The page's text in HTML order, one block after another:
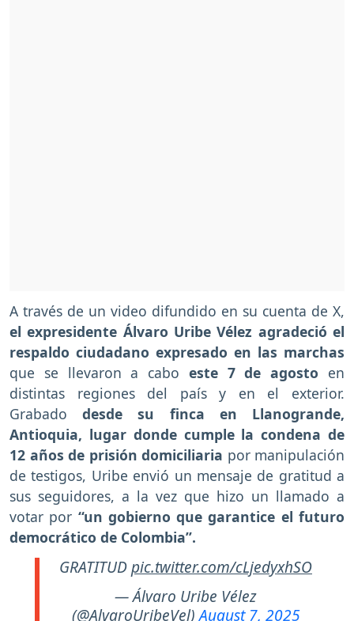
A través de un video difundido en su cuenta de X,
el expresidente Álvaro Uribe Vélez agradeció el
respaldo ciudadano expresado en las marchas
que se llevaron a cabo este 7 de agosto en
distintas regiones del país y en el exterior.
Grabadodesde su finca en Llanogrande,
Antioquia, lugar donde cumple la condena de
12 años de prisión domiciliaria por manipulación
de testigos, Uribe envió un mensaje de gratitud a
sus seguidores, a la vez que hizo un llamado a
votar por “un gobierno que garantice el futuro
democrático de Colombia”.
GRATITUDpic.twitter.com/cLjedyxhSO
— Álvaro Uribe Vélez
(@AlvaroUribeVel)August 7, 2025